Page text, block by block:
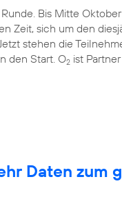
Bis Mitte
Zeit, sich um den
stehen die
den Start. O2 ist
Daten zum